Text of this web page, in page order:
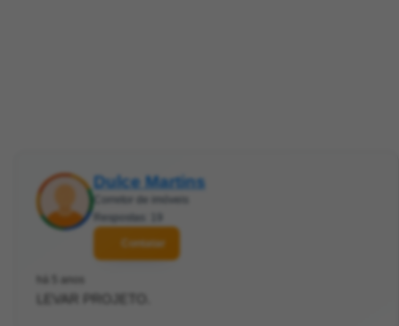
Dulce Martins
Contatar
LEVAR PROJETO.